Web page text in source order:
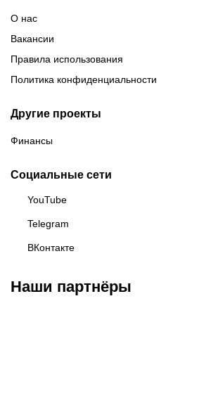
О нас
Вакансии
Правила использования
Политика конфиденциальности
Другие проекты
Финансы
Социальные сети
YouTube
Telegram
ВКонтакте
Наши партнёры